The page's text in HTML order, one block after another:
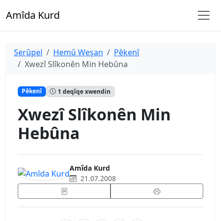
Amîda Kurd
Serûpel Hemû Weşan
Pêkenî
Xwezî Slîkonên Min Hebûna
Pêkenî 1 deqîqe xwendin
Xwezî Slîkonên Min
Hebûna
Amîda Kurd
21.07.2008